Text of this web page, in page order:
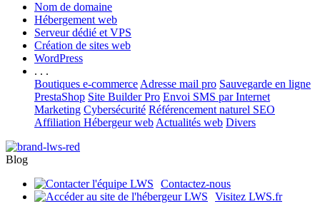
Nom de domaine
Hébergement web
Serveur dédié et VPS
Création de sites web
WordPress
. . .
Boutiques e-commerce Adresse mail pro Sauvegarde en ligne
PrestaShop Site Builder Pro Envoi SMS par Internet
Marketing Cybersécurité Référencement naturel SEO
Affiliation Hébergeur web Actualités web Divers
Blog
Contactez-nous
Visitez LWS.fr